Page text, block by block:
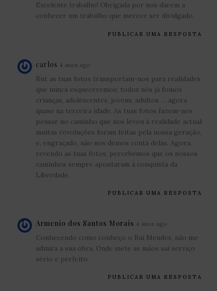
PUBLICAR UMA RESPOSTA
Excelente trabalho! Obrigada por nos darem a
conhecer um trabalho que merece ser divulgado.
carlos 4 anos ago
PUBLICAR UMA RESPOSTA
Rui: as tuas fotos transportam-nos para realidades
que nunca esqueceremos; todos nós já fomos
crianças, adolescentes, jovens, adultos … agora
quase na terceira idade. As tuas fotos fazem-nos
pensar no caminho que nos levou à realidade actual;
muitas revoluções foram feitas pela nossa geração,
e, engraçado, não nos demos conta delas. Agora,
revendo as tuas fotos, percebemos que os nossos
caminhos sempre apontaram à conquista da
Liberdade.
Armenio dos Santos Morais 4 anos ago
PUBLICAR UMA RESPOSTA
Conhecendo como conheço o Rui Mendes, não me
admira a sua obra. Onde mete as mãos saí serviço
sério e perfeito